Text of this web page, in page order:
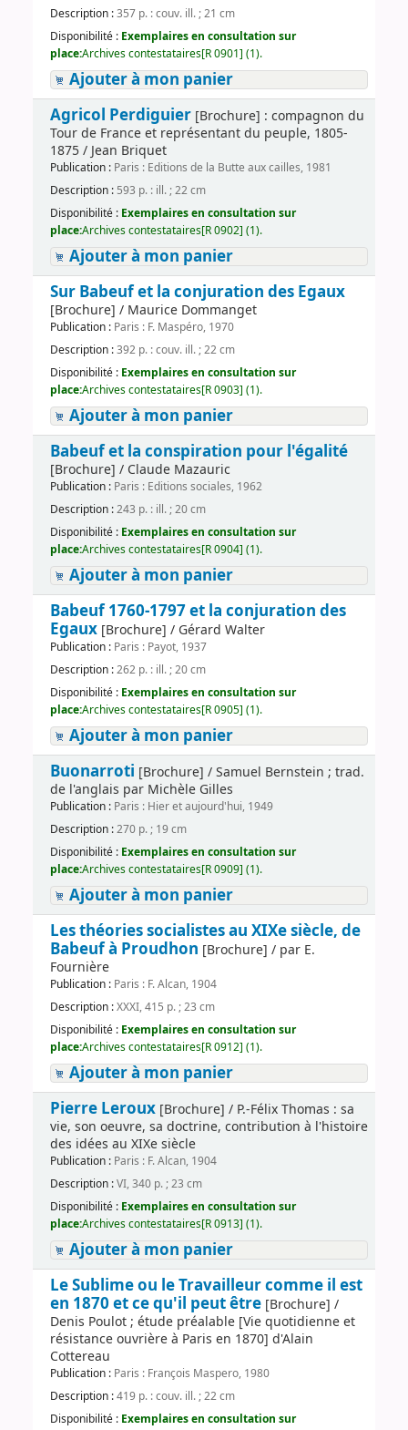
Description :357 p. : couv. ill. ; 21 cm
Disponibilité : Exemplaires en consultation sur
place:Archives contestataires[R 0901] (1).
Ajouter à mon panier
Agricol Perdiguier[Brochure] : compagnon du
Tour de France et représentant du peuple, 1805-
1875 / Jean Briquet
Publication : Paris : Editions de la Butte aux cailles, 1981
Description : 593 p. : ill. ; 22 cm
Disponibilité : Exemplaires en consultation sur
place:Archives contestataires[R 0902] (1).
Ajouter à mon panier
Sur Babeuf et la conjuration des Egaux
[Brochure] / Maurice Dommanget
Publication : Paris : F. Maspéro, 1970
Description :392 p. : couv. ill. ; 22 cm
Disponibilité : Exemplaires en consultation sur
place:Archives contestataires[R 0903] (1).
Ajouter à mon panier
Babeuf et la conspiration pour l'égalité
[Brochure] / Claude Mazauric
Publication : Paris : Editions sociales, 1962
Description :243 p. : ill. ; 20 cm
Disponibilité : Exemplaires en consultation sur
place:Archives contestataires[R 0904] (1).
Ajouter à mon panier
Babeuf 1760-1797 et la conjuration des
Egaux[Brochure] / Gérard Walter
Publication : Paris : Payot, 1937
Description :262 p. : ill. ; 20 cm
Disponibilité : Exemplaires en consultation sur
place:Archives contestataires[R 0905] (1).
Ajouter à mon panier
Buonarroti [Brochure] / Samuel Bernstein ; trad.
de l'anglais par Michèle Gilles
Publication : Paris : Hier et aujourd'hui, 1949
Description :270 p. ; 19 cm
Disponibilité : Exemplaires en consultation sur
place:Archives contestataires[R 0909] (1).
Ajouter à mon panier
Les théories socialistes au XIXe siècle, de
Babeuf à Proudhon [Brochure] / par E.
Fournière
Publication : Paris : F. Alcan, 1904
Description :XXXI, 415 p. ; 23 cm
Disponibilité : Exemplaires en consultation sur
place:Archives contestataires[R 0912] (1).
Ajouter à mon panier
Pierre Leroux[Brochure] / P.-Félix Thomas : sa
vie, son oeuvre, sa doctrine, contribution à l'histoire
des idées au XIXe siècle
Publication : Paris : F. Alcan, 1904
Description :VI, 340 p. ; 23 cm
Disponibilité : Exemplaires en consultation sur
place:Archives contestataires[R 0913] (1).
Ajouter à mon panier
Le Sublime ou le Travailleur comme il est
en 1870 et ce qu'il peut être[Brochure] /
Denis Poulot ; étude préalable [Vie quotidienne et
résistance ouvrière à Paris en 1870] d'Alain
Cottereau
Publication : Paris : François Maspero, 1980
Description :419 p. : couv. ill. ; 22 cm
Disponibilité : Exemplaires en consultation sur